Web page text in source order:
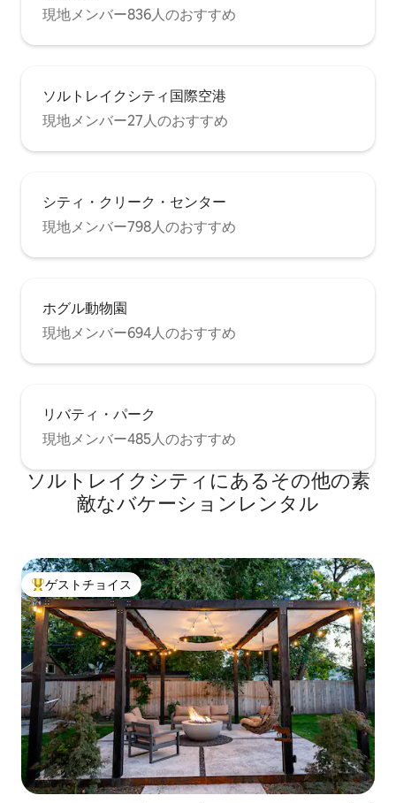
現地メンバー836人のおすすめ
ソルトレイクシティ国際空港
現地メンバー27人のおすすめ
シティ・クリーク・センター
現地メンバー798人のおすすめ
ホグル動物園
現地メンバー694人のおすすめ
リバティ・パーク
現地メンバー485人のおすすめ
ソルトレイクシティにあるその他の素
敵なバケーションレンタル
大好評のゲストチョイスです。
ゲストチョイス